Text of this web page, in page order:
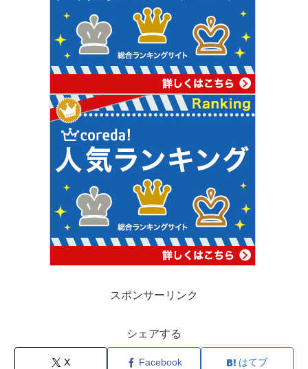
スポンサーリンク
シェアする
X Facebook はてブ